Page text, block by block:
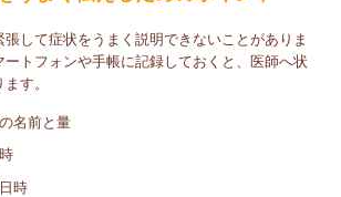
して症状をうまく説明できないことがありま
トフォンや手帳に記録しておくと、医師へ状
す。
名前と量
時